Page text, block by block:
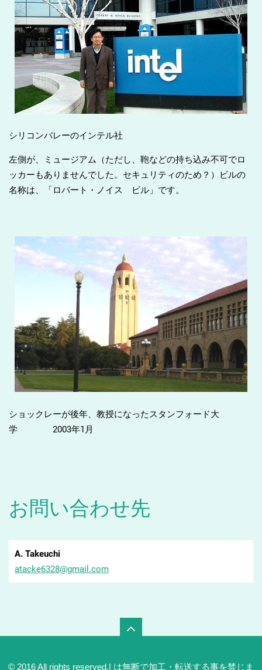
シリコンバレーのインテル社
左側が、ミュージアム（ただし、鞄などの持ち込み不可でロ
ッカーもありませんでした。セキュリティのため？）ビルの
名称は、「ロバート・ノイス ビル」です。
ショックレーが後年、教授になったスタンフォード大
学 2003年1 月
お問い合わせ先
A. Takeuchi
atacke6328@gmail .com
© 2016 All rights reserved.| は無断で加工・転送する事を禁じま